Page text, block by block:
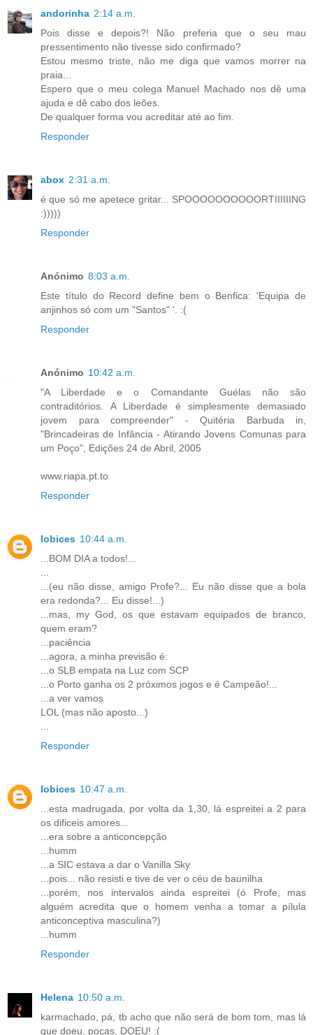
andorinha 2:14 a.m.
Pois disse e depois?! Não preferia que o seu mau
pressentimento não tivesse sido confirmado?
Estou mesmo triste, não me diga que vamos morrer na
praia...
Espero que o meu colega Manuel Machado nos dê uma
ajuda e dê cabo dos leões.
De qualquer forma vou acreditar até ao fim.
Responder
abox 2:31 a.m.
é que só me apetece gritar... SPOOOOOOOOOORTIIIIIING
:)))))
Responder
Anónimo 8:03 a.m.
Este título do Record define bem o Benfica: 'Equipa de
anjinhos só com um "Santos" '. :(
Responder
Anónimo 10:42 a.m.
"A Liberdade e o Comandante Guélas não são
contraditórios. A Liberdade é simplesmente demasiado
jovem para compreender" - Quitéria Barbuda in,
"Brincadeiras de Infância - Atirando Jovens Comunas para
um Poço", Edições 24 de Abril, 2005
www.riapa.pt.to
Responder
lobices 10:44 a.m.
...BOM DIA a todos!...
...(eu não disse, amigo Profe?... Eu não disse que a bola
era redonda?... Eu disse!...)
...mas, my God, os que estavam equipados de branco,
quem eram?
...paciência
...agora, a minha previsão é:
...o SLB empata na Luz com SCP
...o Porto ganha os 2 próximos jogos e é Campeão!...
...a ver vamos
LOL (mas não aposto...)
Responder
lobices 10:47 a.m.
...esta madrugada, por volta da 1,30, lá espreitei a 2 para
os dificeis amores...
...era sobre a anticoncepção
...humm
...a SIC estava a dar o Vanilla Sky
...pois... não resisti e tive de ver o céu de baunilha
...porém, nos intervalos ainda espreitei (ó Profe, mas
alguém acredita que o homem venha a tomar a pílula
anticonceptiva masculina?)
...humm
Responder
Helena 10:50 a.m.
karmachado, pá, tb acho que não será de bom tom, mas lá
que doeu, poças, DOEU! :(